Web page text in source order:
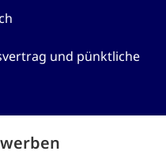
und pünktliche